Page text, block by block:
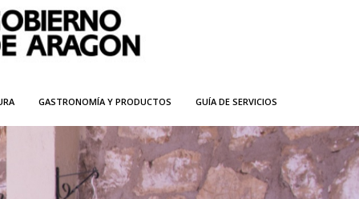
GASTRONOMÍA Y PRODUCTOS GUÍA DE SERVICIOS